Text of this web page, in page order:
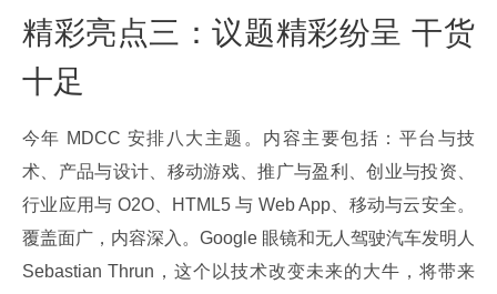
精彩亮点三：议题精彩纷呈 干货
十足
今年 MDCC 安排八大主题。内容主要包括：平台与技
术、产品与设计、移动游戏、推广与盈利、创业与投资、
行业应用与 O2O、HTML5 与 Web App、移动与云安全。
覆盖面广，内容深入。Google 眼镜和无人驾驶汽车发明人
Sebastian Thrun，这个以技术改变未来的大牛，将带来